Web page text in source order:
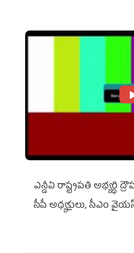
ఎన్డీఏ రాష్ట్ర‌ప‌తి అభ్య‌ర్థి
సీపీ అధ్య‌క్షులు, సీఎం